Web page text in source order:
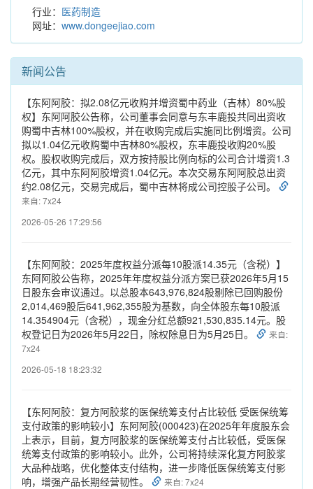
行业： 医药制造
网址： www.dongeejiao.com
新闻公告
【东阿阿胶：拟2.08亿元收购并增资蜀中药业（吉林）80%股
权】东阿阿胶公告称，公司董事会同意与东丰鹿投共同出资收
购蜀中吉林100%股权，并在收购完成后实施同比例增资。公司
拟以1.04亿元收购蜀中吉林80%股权，东丰鹿投收购20%股
权。股权收购完成后，双方按持股比例向标的公司合计增资1.3
亿元，其中东阿阿胶增资1.04亿元。本次交易东阿阿胶总出资
约2.08亿元，交易完成后，蜀中吉林将成公司控股子公司。
来自: 7x24
2026-05-26 17:29:56
【东阿阿胶：2025年度权益分派每10股派14.35元（含税）】
东阿阿胶公告称，2025年年度权益分派方案已获2026年5月15
日股东会审议通过。以总股本643,976,824股剔除已回购股份
2,014,469股后641,962,355股为基数，向全体股东每10股派
14.354904元（含税），现金分红总额921,530,835.14元。股
权登记日为2026年5月22日，除权除息日为5月25日。
来自:
7x24
2026-05-18 18:23:32
【东阿阿胶：复方阿胶浆的医保统筹支付占比较低 受医保统筹
支付政策的影响较小】东阿阿胶(000423)在2025年年度股东会
上表示，目前，复方阿胶浆的医保统筹支付占比较低，受医保
统筹支付政策的影响较小。此外，公司将持续深化复方阿胶浆
大品种战略，优化整体支付结构，进一步降低医保统筹支付影
响，增强产品长期经营韧性。
来自: 7x24